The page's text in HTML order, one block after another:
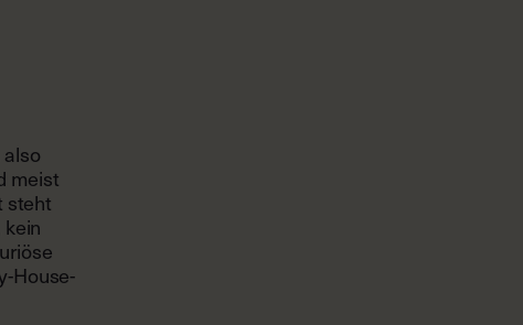
meist
steht
House-